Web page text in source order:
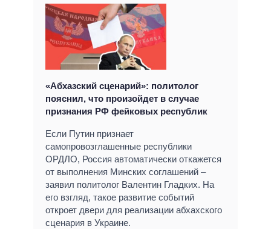
«Абхазский сценарий»: политолог
пояснил, что произойдет в случае
признания РФ фейковых республик
Если Путин признает
самопровозглашенные республики
ОРДЛО, Россия автоматически откажется
от выполнения Минских соглашений –
заявил политолог Валентин Гладких. На
его взгляд, такое развитие событий
откроет двери для реализации абхахского
сценария в Украине.